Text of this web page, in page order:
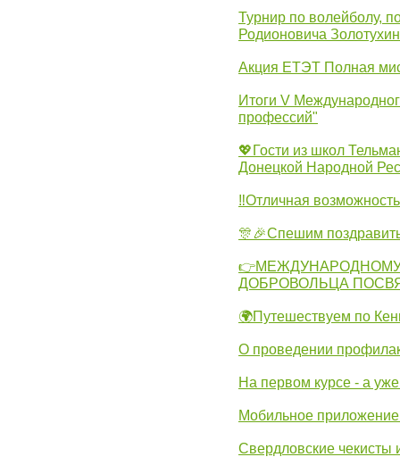
Турнир по волейболу,
Родионовича
Акция ЕТЭТ Полная
Итоги V
профессий"
💖Гости из школ
Донецкой Народной
‼Отличная
🎊🎉Спешим
ДОБРОВОЛЬЦА
🌍Путешествуем по
О проведении
На первом курсе - а
Мобильное
Свердловские